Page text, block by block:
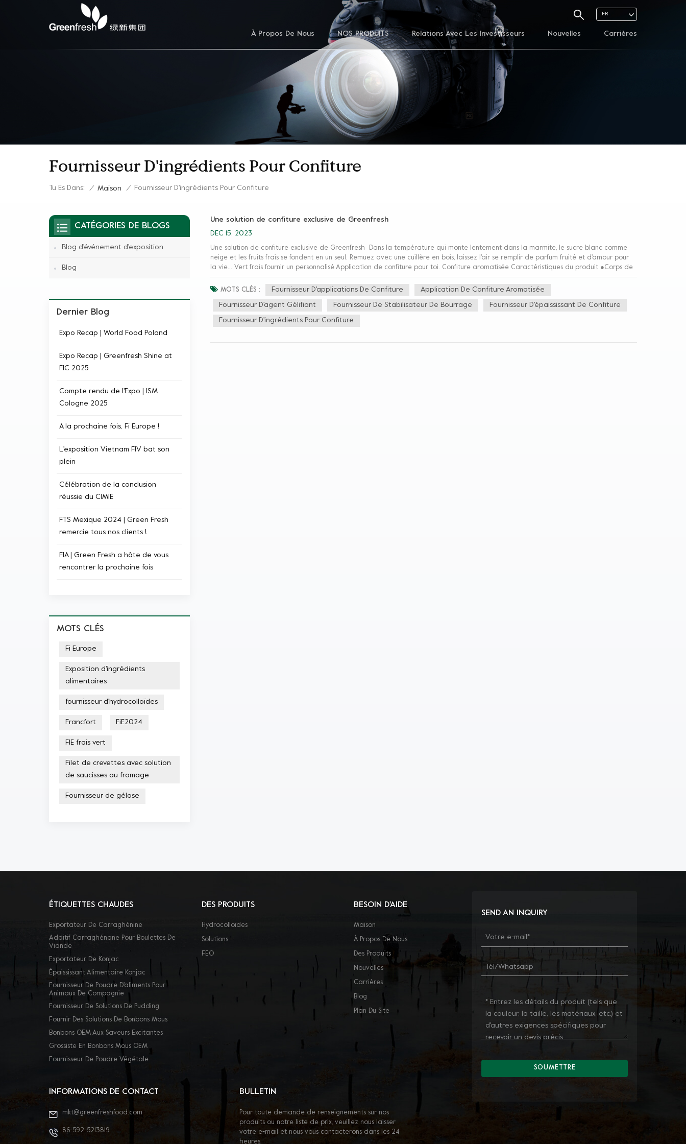
FR
À Propos De Nous NOS PRODUITS Relations Avec Les Investisseurs Nouvelles Carrières
Fournisseur D'ingrédients Pour Confiture
Tu Es Dans: / Maison / Fournisseur D'ingrédients Pour Confiture
Une solution de confiture exclusive de Greenfresh
DEC 15, 2023
Une solution de confiture exclusive de Greenfresh Dans la température qui monte lentement dans la marmite, le sucre blanc comme
neige et les fruits frais se fondent en un seul. Remuez avec une cuillère en bois, laissez l'air se remplir de parfum fruité et d'amour pour
la vie... Vert frais fournir un personnalisé Application de confiture pour toi. Confiture aromatisée Caractéristiques du produit ●Corps de
saveur ● Goût rafraîchissant ●avec une sensation charnue ●bonne rétention d'eau ●contiennent beaucoup de vitamines ●goût doux,
aigre et sucré Lorsque vous en prenez une gorgée, la fibre, la douceur et l'acidité de la pulpe s'épanouissent dans votre bouche. C’est
votre bon partenaire de petit-déjeuner qui peut vous donner un arrière-goût infini ! Groupe Greenfresh peut vous fournir des solutions
personnalisées pour répondre à vos divers besoins.
MOTS CLÉS : Fournisseur D'applications De Confiture Application De Confiture Aromatisée
Fournisseur D'agent Gélifiant Fournisseur De Stabilisateur De Bourrage Fournisseur D'épaississant De Confiture
Fournisseur D'ingrédients Pour Confiture
CATÉGORIES DE BLOGS
Blog d'événement d'exposition
Blog
Dernier Blog
Expo Recap | World Food Poland
Expo Recap | Greenfresh Shine at
FIC​ 2025
Compte rendu de l'Expo | ISM
Cologne 2025
A la prochaine fois, Fi Europe !
L'exposition Vietnam FIV bat son
plein
Célébration de la conclusion
réussie du CIMIE
FTS Mexique 2024 | Green Fresh
remercie tous nos clients !
FIA | Green Fresh a hâte de vous
rencontrer la prochaine fois
MOTS CLÉS
Fi Europe
Exposition d'ingrédients
alimentaires
fournisseur d'hydrocolloïdes
Francfort FiE2024
FIE frais vert
Filet de crevettes avec solution
de saucisses au fromage
Fournisseur de gélose
ÉTIQUETTES CHAUDES
Exportateur De Carraghénine
Additif Carraghénane Pour Boulettes De
Viande
Exportateur De Konjac
Épaississant Alimentaire Konjac
Fournisseur De Poudre D'aliments Pour
Animaux De Compagnie
Fournisseur De Solutions De Pudding
Fournir Des Solutions De Bonbons Mous
Bonbons OEM Aux Saveurs Excitantes
Grossiste En Bonbons Mous OEM
Fournisseur De Poudre Végétale
DES PRODUITS
Hydrocolloïdes
Solutions
FEO
BESOIN D'AIDE
Maison
À Propos De Nous
Des Produits
Nouvelles
Carrières
Blog
Plan Du Site
INFORMATIONS DE CONTACT
mkt@greenfreshfood.com
86-592-5213819
BULLETIN
Pour toute demande de renseignements sur nos
produits ou notre liste de prix, veuillez nous laisser
votre e-mail et nous vous contacterons dans les 24
heures.
SEND AN INQUIRY
SOUMETTRE